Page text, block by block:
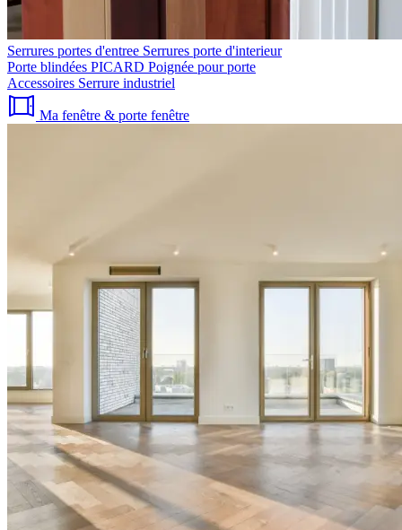
Serrures portes d'entree Serrures porte d'interieur
Porte blindées PICARD Poignée pour porte
Accessoires Serrure industriel
Ma fenêtre & porte fenêtre